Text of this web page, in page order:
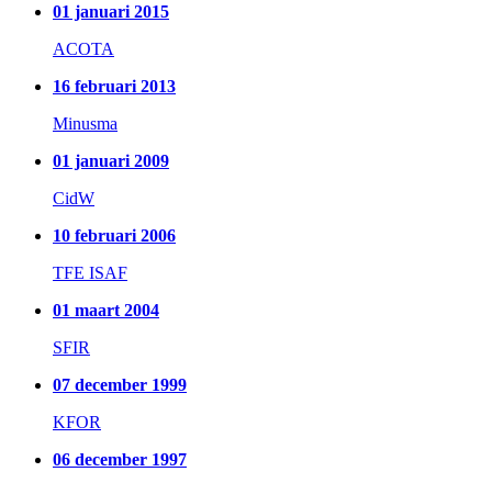
01 januari 2015
ACOTA
16 februari 2013
Minusma
01 januari 2009
CidW
10 februari 2006
TFE ISAF
01 maart 2004
SFIR
07 december 1999
KFOR
06 december 1997